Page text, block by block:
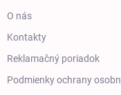
O nás
Kontakty
Reklamačný poriadok
Podmienky ochrany